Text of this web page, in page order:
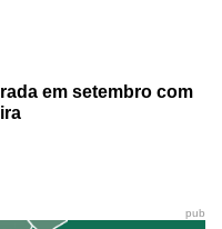
em setembro com
pub